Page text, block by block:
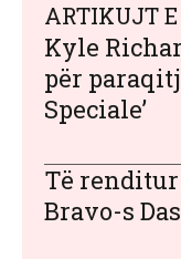
ARTIKUJT
Kyle
për
Speciale’
Të
Bravo-s